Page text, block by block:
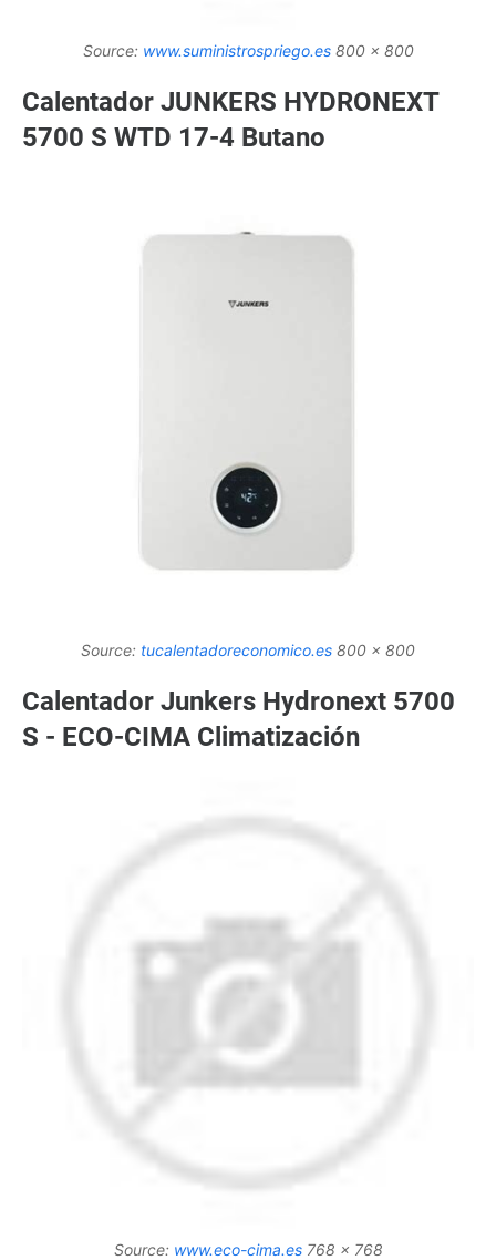
Source: www.suministrospriego.es800 x 800
Calentador JUNKERS HYDRONEXT
5700 S WTD 17-4 Butano
Source: tucalentadoreconomico.es 800 x 800
Calentador Junkers Hydronext 5700
S - ECO-CIMA Climatización
Source: www.eco-cima.es768 x 768